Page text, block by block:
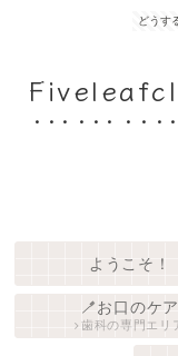
どうす
ようこそ！
🪥お口のケア
歯科の専門エリ